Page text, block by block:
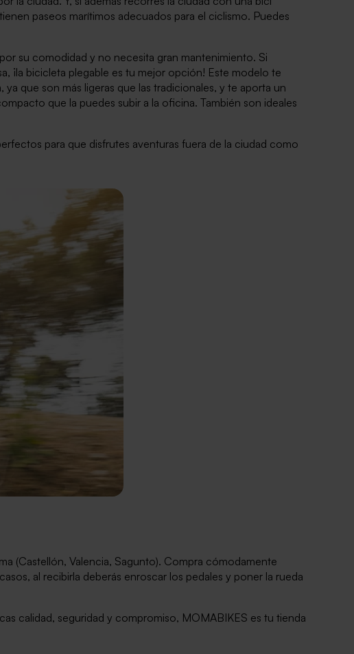
paseos marítimos adecuados para el ciclismo. Puedes
su comodidad y no necesita gran mantenimiento. Si
¡la bicicleta plegable es tu mejor opción! Este modelo te
que son más ligeras que las tradicionales, y te aporta un
que la puedes subir a la oficina. También son ideales
para que disfrutes aventuras fuera de la ciudad como
(Castellón, Valencia, Sagunto). Compra cómodamente
al recibirla deberás enroscar los pedales y poner la rueda
calidad, seguridad y compromiso, MOMABIKES es tu tienda